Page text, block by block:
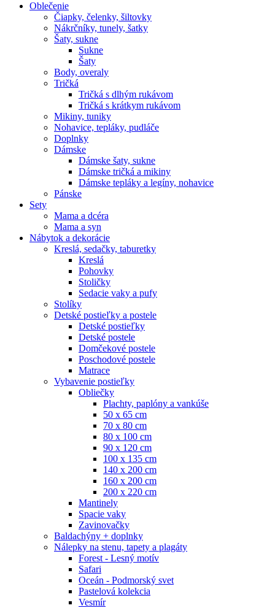
Oblečenie
Čiapky, čelenky, šiltovky
Nákrčníky, tunely, šatky
Šaty, sukne
Sukne
Šaty
Body, overaly
Tričká
Tričká s dlhým rukávom
Tričká s krátkym rukávom
Mikiny, tuniky
Nohavice, tepláky, pudláče
Doplnky
Dámske
Dámske šaty, sukne
Dámske tričká a mikiny
Dámske tepláky a legíny, nohavice
Pánske
Sety
Mama a dcéra
Mama a syn
Nábytok a dekorácie
Kreslá, sedačky, taburetky
Kreslá
Pohovky
Stoličky
Sedacie vaky a pufy
Stolíky
Detské postieľky a postele
Detské postieľky
Detské postele
Domčekové postele
Poschodové postele
Matrace
Vybavenie postieľky
Obliečky
Plachty, paplóny a vankúše
50 x 65 cm
70 x 80 cm
80 x 100 cm
90 x 120 cm
100 x 135 cm
140 x 200 cm
160 x 200 cm
200 x 220 cm
Mantinely
Spacie vaky
Zavinovačky
Baldachýny + doplnky
Nálepky na stenu, tapety a plagáty
Forest - Lesný motív
Safari
Oceán - Podmorský svet
Pastelová kolekcia
Vesmír